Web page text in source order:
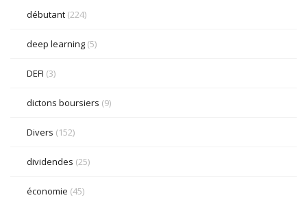
débutant (224)
deep learning (5)
DEFI (3)
dictons boursiers (9)
Divers (152)
dividendes (25)
économie (45)